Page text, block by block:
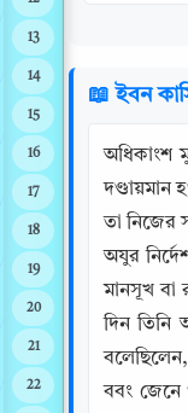
13
14
15
16
17
18
19
20
21
22
📖 ইবন
অধিকাংশ
দণ্ডায়মান
তা নিজের
অযুর
মানসূখ বা
দিন
ববং জেনে